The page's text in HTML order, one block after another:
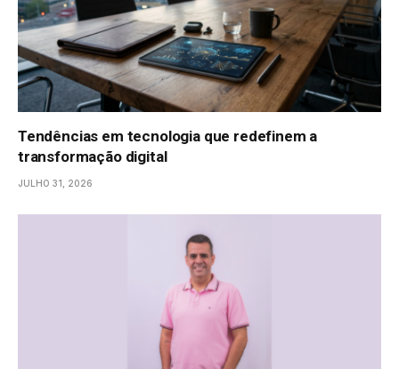
Tendências em tecnologia que redefinem a
transformação digital
JULHO 31, 2026